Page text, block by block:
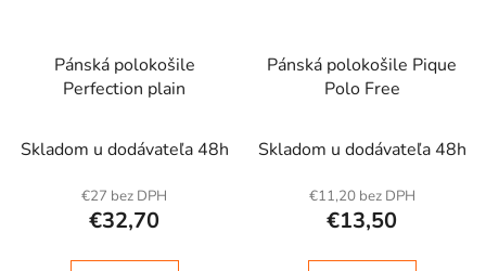
Pánská polokošile
Perfection plain
Skladom u dodávateľa 48h
€27 bez DPH
€32,70
Pánská polokošile Pique
Polo Free
Skladom u dodávateľa 48h
€11,20 bez DPH
€13,50